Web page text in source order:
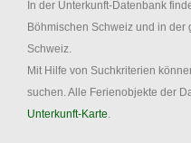
In der Unterkunft-Datenbank
Böhmischen Schweiz und in
Schweiz.
Mit Hilfe von Suchkriterien
suchen. Alle Ferienobjekte der
Unterkunft-Karte.